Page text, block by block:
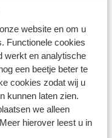
website en om u
Functionele cookies
werkt en analytische
een beetje beter te
cookies zodat wij u
kunnen laten zien.
we alleen
hierover leest u in